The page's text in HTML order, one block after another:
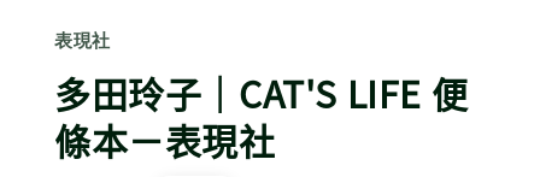
表現社
多田玲子｜CAT'S LIFE 便
條本－表現社